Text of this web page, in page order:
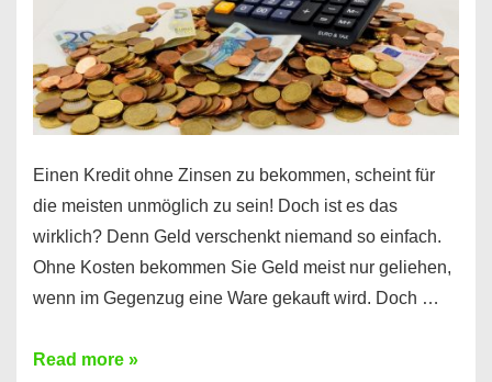
erfahren
Sie
es
Einen Kredit ohne Zinsen zu bekommen, scheint für
die meisten unmöglich zu sein! Doch ist es das
wirklich? Denn Geld verschenkt niemand so einfach.
Ohne Kosten bekommen Sie Geld meist nur geliehen,
wenn im Gegenzug eine Ware gekauft wird. Doch …
Einen
Read more »